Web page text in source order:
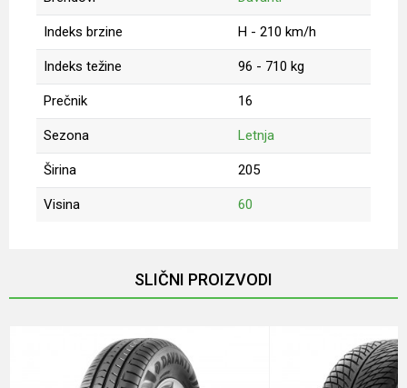
Indeks brzine H - 210 km/h
Indeks težine 96 - 710 kg
Prečnik 16
Sezona Letnja
Širina 205
Visina 60
SLIČNI PROIZVODI